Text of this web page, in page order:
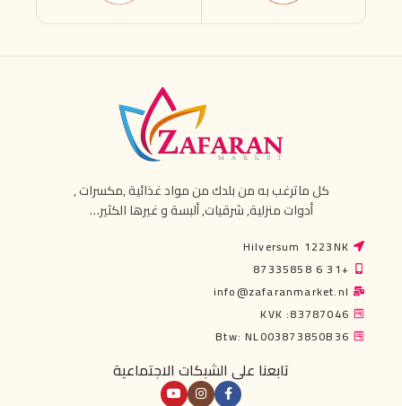
كل ماترغب به من بلدك من مواد غذائية ,مكسرات ,
أدوات منزلية, شرقيات, ألبسة و غيرها الكثير…
Hilversum 1223NK
+31 6 87335858
info@zafaranmarket.nl
KVK :83787046
Btw: NL003873850B36
تابعنا على الشبكات الاجتماعية